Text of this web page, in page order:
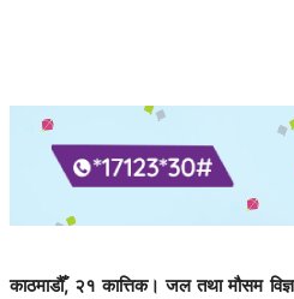
काठमाडौँ, २१ कात्तिक। जल तथा मौसम